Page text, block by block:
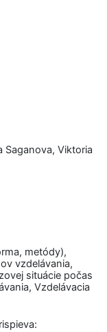
Saganova, Viktoria
metódy),
vzdelávania,
situácie počas
Vzdelávacia